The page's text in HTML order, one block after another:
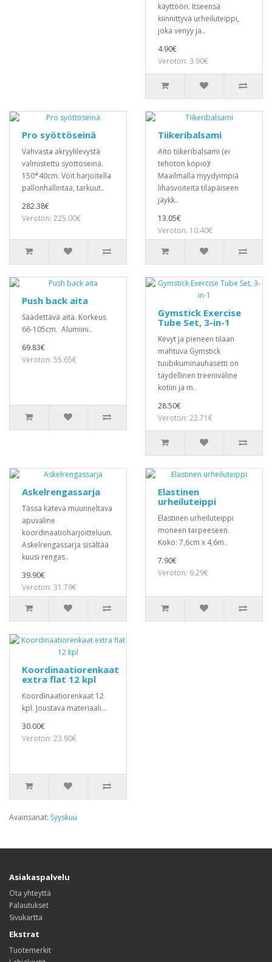
käyttöön. Itseensä
kiinnittyvä urheiluteippi,
joka venyy ja..
4.90€
Veroton: 3.90€
Pro syöttöseinä
Vahvasta akryylilevystä
valmistettu syöttöseinä.
150*40cm. Voit harjoitella
pallonhallintaa, tarkuut..
282.38€
Veroton: 225.00€
Tiikeribalsami
Aito tiikeribalsami (ei
tehoton kopio)!
Maailmalla myydyimpiä
lihasvoiteita tilapäiseen
jäykk..
13.05€
Veroton: 10.40€
Push back aita
Säädettävä aita. Korkeus
66-105cm. Alumiini..
69.83€
Veroton: 55.65€
Gymstick Exercise
Tube Set, 3-in-1
Kevyt ja pieneen tilaan
mahtuva Gymstick
tuubikuminauhasetti on
täydellinen treeniväline
kotiin ja m..
28.50€
Veroton: 22.71€
Askelrengassarja
Tässä kätevä muunneltava
apuväline
koordinaatioharjoitteluun.
Askelrengassarja sisältää
kuusi rengas..
39.90€
Veroton: 31.79€
Elastinen
urheiluteippi
Elastinen urheiluteippi
moneen tarpeeseen.
Koko: 7,6cm x 4,6m..
7.90€
Veroton: 6.29€
Koordinaatiorenkaat
extra flat 12 kpl
Koordinaatiorenkaat 12
kpl. Joustava materiaali...
30.00€
Veroton: 23.90€
Avainsanat: Syyskuu
Asiakaspalvelu
Ota yhteyttä
Palautukset
Sivukartta
Ekstrat
Tuotemerkit